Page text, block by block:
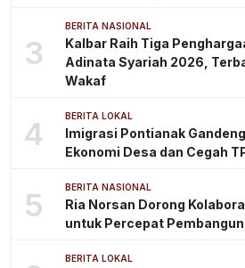
3
BERITA NASIONAL
Kalbar Raih Tiga
Adinata Syariah 2026,
Wakaf
4 BERITA LOKAL
Imigrasi Pontianak
Ekonomi Desa dan Cegah
5 BERITA NASIONAL
Ria Norsan Dorong
untuk Percepat
BERITA LOKAL